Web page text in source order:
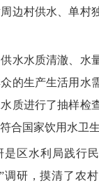
边村供水、单村
水质清澈、水
的生产生活用水
质进行了抽样检
合国家饮用水卫生
区水利局践行民
调研，摸清了农